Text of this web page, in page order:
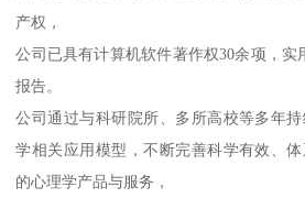
产权，
公司已具有计算机软件著作权30余项，实
报告。
公司通过与科研院所、多所高校等多年
学相关应用模型，不断完善科学有效、
的心理学产品与服务，